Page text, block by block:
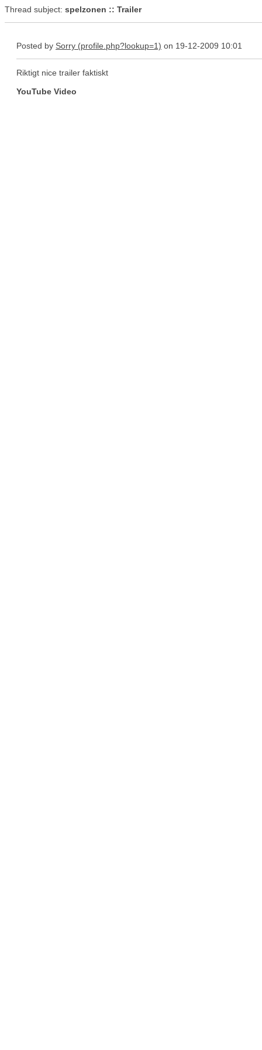
Thread subject: spelzonen :: Trailer
Posted by Sorry on 19-12-2009 10:01
Riktigt nice trailer faktiskt
YouTube Video